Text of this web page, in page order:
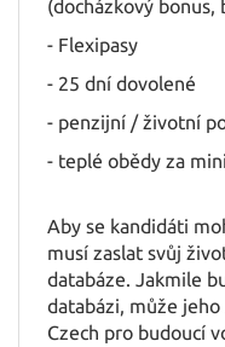
(docházkový bonus,
- Flexipasy
- 25 dní dovolené
- penzijní / životní
- teplé obědy za
Aby se kandidáti
musí zaslat svůj
databáze. Jakmile
databázi, může
Czech pro budoucí